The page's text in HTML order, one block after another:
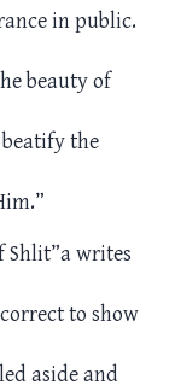
in public.
beauty of
the
Shlit”a writes
to show
aside and